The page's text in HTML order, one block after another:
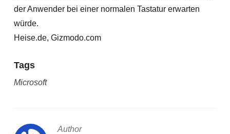
der Anwender bei einer normalen Tastatur erwarten
würde.
Heise.de, Gizmodo.com
Tags
Microsoft
Author